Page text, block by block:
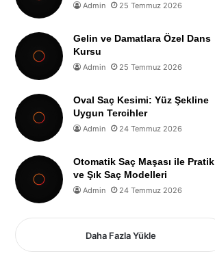
Admin 25 Temmuz 2026
Gelin ve Damatlara Özel Dans
Kursu
Admin 25 Temmuz 2026
Oval Saç Kesimi: Yüz Şekline
Uygun Tercihler
Admin 24 Temmuz 2026
Otomatik Saç Maşası ile Pratik
ve Şık Saç Modelleri
Admin 24 Temmuz 2026
Daha Fazla Yükle